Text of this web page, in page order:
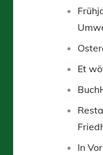
Et
In